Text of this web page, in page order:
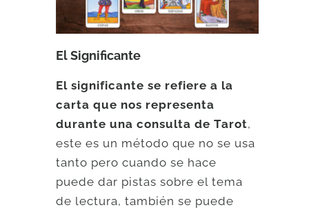
El Significante
El significante se refiere a la
carta que nos representa
durante una consulta de Tarot,
este es un método que no se usa
tanto pero cuando se hace
puede dar pistas sobre el tema
de lectura, también se puede